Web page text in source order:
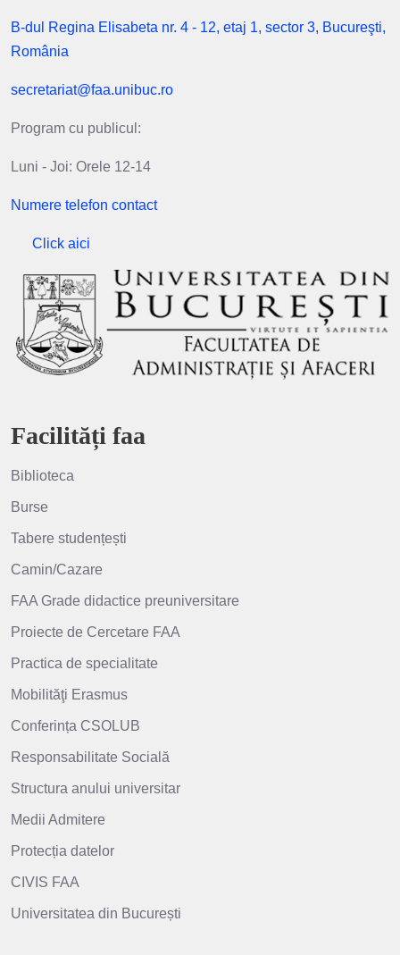
B-dul Regina Elisabeta nr. 4 - 12, etaj 1, sector 3, Bucureşti,
România
secretariat@faa.unibuc.ro
Program cu publicul:
Luni - Joi: Orele 12-14
Numere telefon contact
Click aici
Facilități faa
Biblioteca
Burse
Tabere studențești
Camin/Cazare
FAA Grade didactice preuniversitare
Proiecte de Cercetare FAA
Practica de specialitate
Mobilităţi Erasmus
Conferința CSOLUB
Responsabilitate Socială
Structura anului universitar
Medii Admitere
Protecția datelor
CIVIS FAA
Universitatea din București